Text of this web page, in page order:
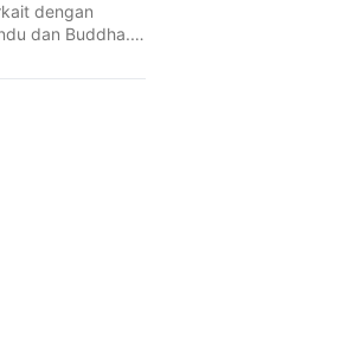
dengan
dan Buddha.